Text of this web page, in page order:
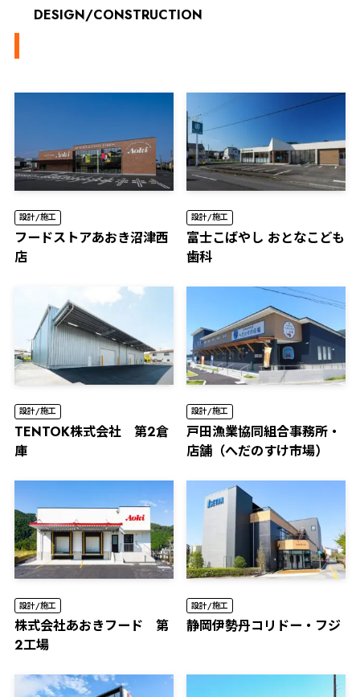
DESIGN/CONSTRUCTION
設計/施工
フードストアあおき沼津西
店
設計/施工
富士こばやし おとなこども
歯科
設計/施工
TENTOK株式会社 第2倉
庫
設計/施工
⼾⽥漁業協同組合事務所・
店舗（へだのすけ市場）
設計/施工
株式会社あおきフード 第
2工場
設計/施工
静岡伊勢丹コリドー・フジ